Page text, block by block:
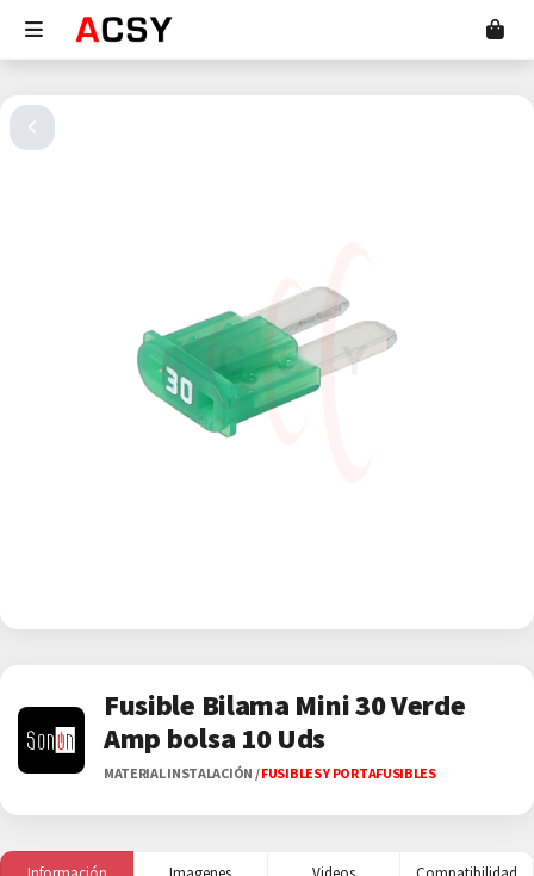
Fusible Bilama Mini 30 Verde
Amp bolsa 10 Uds
MATERIAL INSTALACIÓN /FUSIBLES Y PORTAFUSIBLES